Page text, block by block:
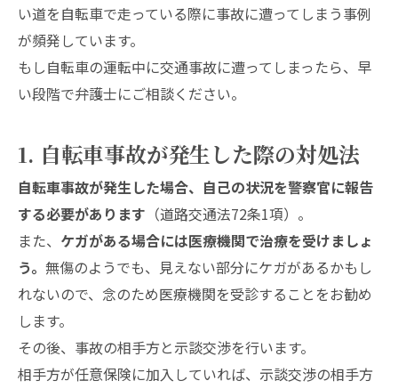
い道を自転車で走っている際に事故に遭ってしまう事例
が頻発しています。
もし自転車の運転中に交通事故に遭ってしまったら、早
い段階で弁護士にご相談ください。
1. 自転車事故が発生した際の対処法
自転車事故が発生した場合、自己の状況を警察官に報告
する必要があります （道路交通法72条1項）。
また、 ケガがある場合には医療機関で治療を受けましょ
う。 無傷のようでも、見えない部分にケガがあるかもし
れないので、念のため医療機関を受診することをお勧め
します。
その後、事故の相手方と示談交渉を行います。
相手方が任意保険に加入していれば、示談交渉の相手方